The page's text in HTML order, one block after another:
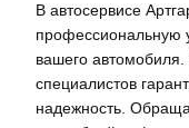
В автосервисе
профессиональную
вашего
специалистов
надежность.